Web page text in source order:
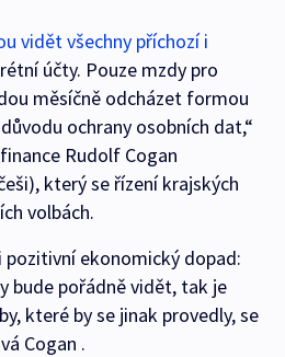
vidět všechny příchozí i
účty. Pouze mzdy pro
měsíčně odcházet formou
ochrany osobních dat,“
Rudolf Cogan
který se řízení krajských
volbách.
ekonomický dopad:
bude pořádně vidět, tak je
které by se jinak provedly, se
Cogan .